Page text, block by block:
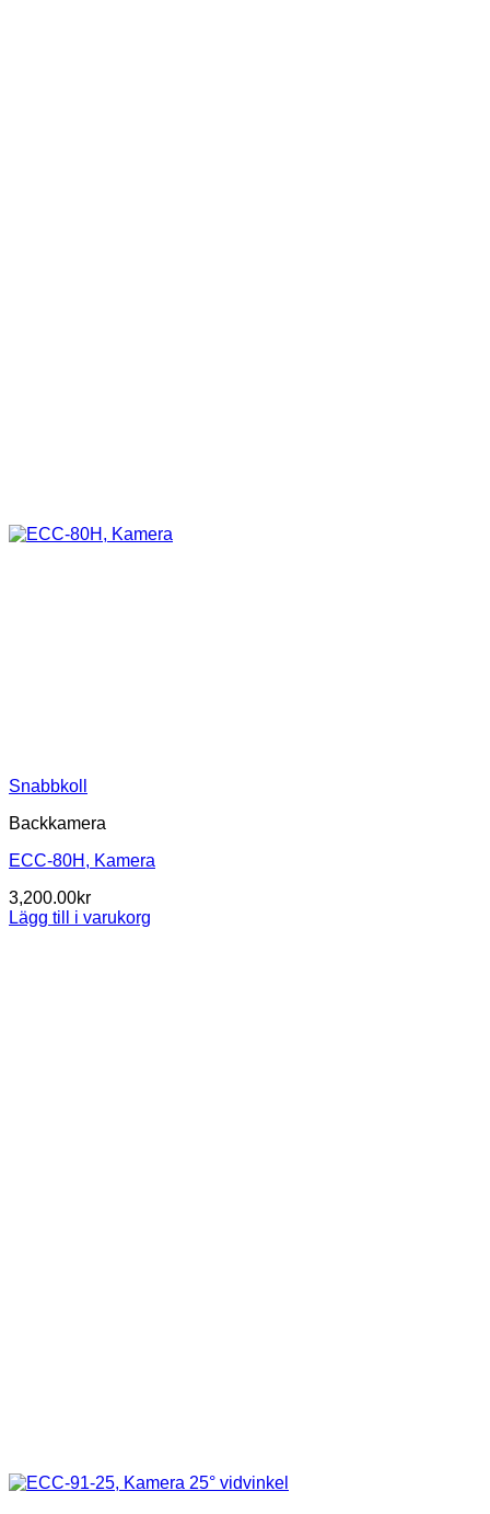
Snabbkoll
Backkamera
ECC-80H, Kamera
3,200.00kr
Lägg till i varukorg